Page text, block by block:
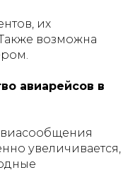
их
возможна
авиарейсов в
увеличивается,